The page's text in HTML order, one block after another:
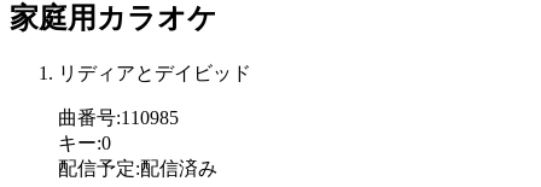
家庭用カラオケ
リディアとデイビッド
曲番号:110985
キー:0
配信予定:配信済み